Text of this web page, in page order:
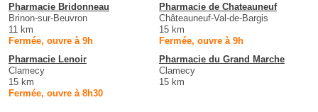
Pharmacie Bridonneau
Brinon-sur-Beuvron
11 km
Fermée, ouvre à 9h
Pharmacie de Chateauneuf
Châteauneuf-Val-de-Bargis
15 km
Fermée, ouvre à 9h
Pharmacie Lenoir
Clamecy
15 km
Fermée, ouvre à 8h30
Pharmacie du Grand Marche
Clamecy
15 km